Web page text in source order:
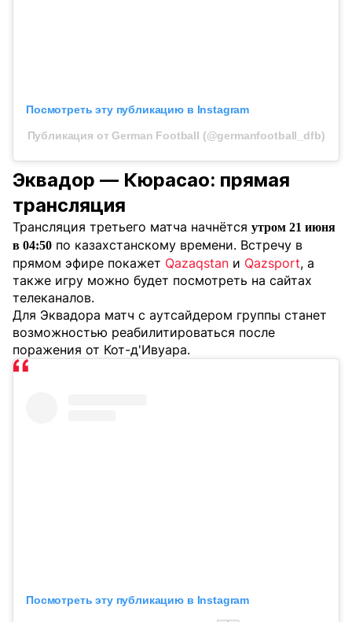
Посмотреть эту публикацию в Instagram
Публикация от German Football (@germanfootball_dfb)
Эквадор — Кюрасао: прямая
трансляция
Трансляция третьего матча начнётся утром 21 июня
в 04:50 по казахстанскому времени. Встречу в
прямом эфире покажет Qazaqstan и Qazsport, а
также игру можно будет посмотреть на сайтах
телеканалов.
Для Эквадора матч с аутсайдером группы станет
возможностью реабилитироваться после
поражения от Кот-д'Ивуара.
Посмотреть эту публикацию в Instagram